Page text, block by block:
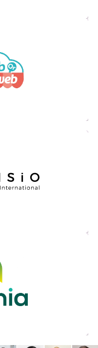
et aide les
l’e-commerce
à
leur expansion
Veille,
aux filières
sol